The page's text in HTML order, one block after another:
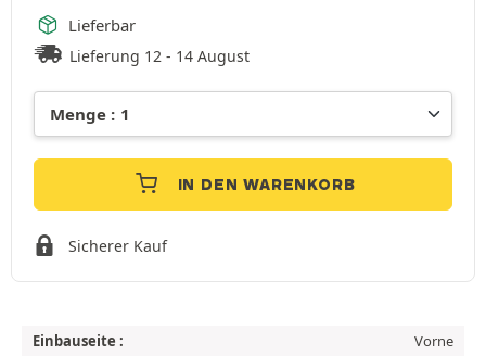
Lieferbar
Lieferung 12 - 14 August
IN DEN WARENKORB
Sicherer Kauf
Einbauseite :
Vorne